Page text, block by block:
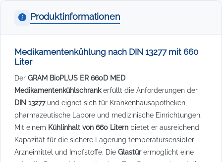
Produktinformationen
Medikamentenkühlung nach DIN 13277 mit 660
Liter
Der GRAM BioPLUS ER 660D MED
Medikamentenkühlschrankerfüllt die Anforderungen der
DIN 13277und eignet sich für Krankenhausapotheken,
pharmazeutische Labore und medizinische Einrichtungen.
Mit einem Kühlinhalt von 660 Litern bietet er ausreichend
Kapazität für die sichere Lagerung temperatursensibler
Arzneimittel und Impfstoffe. Die Glastürermöglicht eine